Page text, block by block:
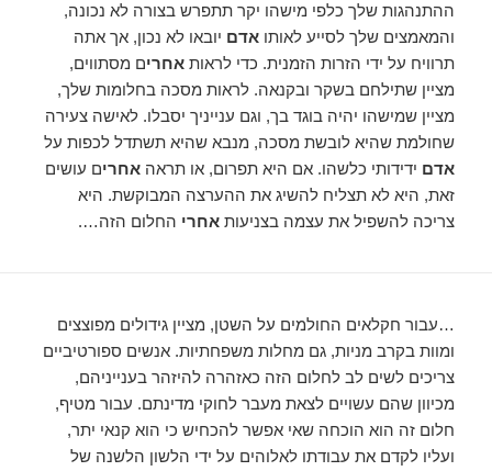
ההתנהגות שלך כלפי מישהו יקר תתפרש בצורה לא נכונה,
והמאמצים שלך לסייע לאותואדם יובאו לא נכון, אך אתה
תרוויח על ידי הזרות הזמנית. כדי לראותאחרים מסתווים,
מציין שתילחם בשקר ובקנאה. לראות מסכה בחלומות שלך,
מציין שמישהו יהיה בוגד בך, וגם ענייניך יסבלו. לאישה צעירה
שחולמת שהיא לובשת מסכה, מנבא שהיא תשתדל לכפות על
אדם ידידותי כלשהו. אם היא תפרום, או תראהאחרים עושים
זאת, היא לא תצליח להשיג את ההערצה המבוקשת. היא
צריכה להשפיל את עצמה בצניעותאחרי החלום הזה….
…עבור חקלאים החולמים על השטן, מציין גידולים מפוצצים
ומוות בקרב מניות, גם מחלות משפחתיות. אנשים ספורטיביים
צריכים לשים לב לחלום הזה כאזהרה להיזהר בענייניהם,
מכיוון שהם עשויים לצאת מעבר לחוקי מדינתם. עבור מטיף,
חלום זה הוא הוכחה שאי אפשר להכחיש כי הוא קנאי יתר,
ועליו לקדם את עבודתו לאלוהים על ידי הלשון הלשנה של